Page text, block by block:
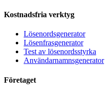
Kostnadsfria verktyg
Lösenordsgenerator
Lösenfrasgenerator
Test av lösenordsstyrka
Användarnamnsgenerator
Företaget